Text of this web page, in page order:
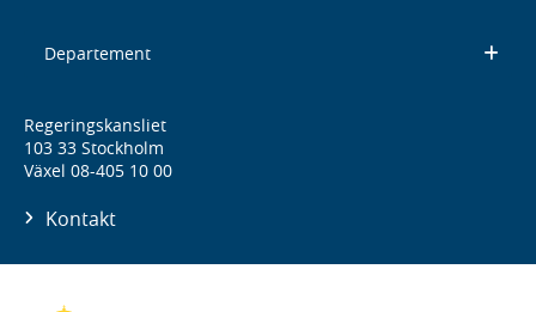
Departement
Regeringskansliet
103 33 Stockholm
Växel 08-405 10 00
Kontakt